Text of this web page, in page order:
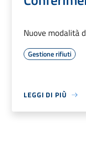
Nuove modalità
Gestione rifiuti
LEGGI DI PIÙ